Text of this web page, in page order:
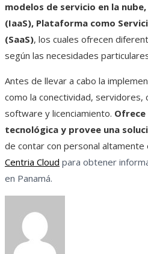
modelos de servicio en la
(IaaS), Plataforma como
(SaaS), los cuales ofrecen
según las necesidades
Antes de llevar a cabo la
como la conectividad, servidores,
software y licenciamiento.
tecnológica y provee una
de contar con personal altamente
Centria Cloud para obtener
en Panamá.